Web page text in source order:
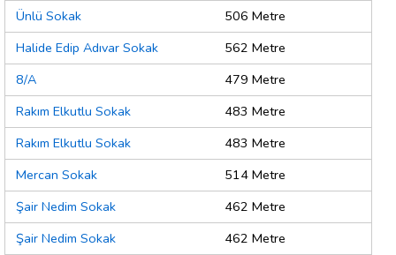
Ünlü Sokak
506 Metre
Halide Edip Adıvar Sokak
562 Metre
8/A
479 Metre
Rakım Elkutlu Sokak
483 Metre
Rakım Elkutlu Sokak
483 Metre
Mercan Sokak
514 Metre
Şair Nedim Sokak
462 Metre
Şair Nedim Sokak
462 Metre